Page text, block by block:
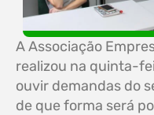
A Associação
realizou na quinta-
ouvir demandas do
de que forma será